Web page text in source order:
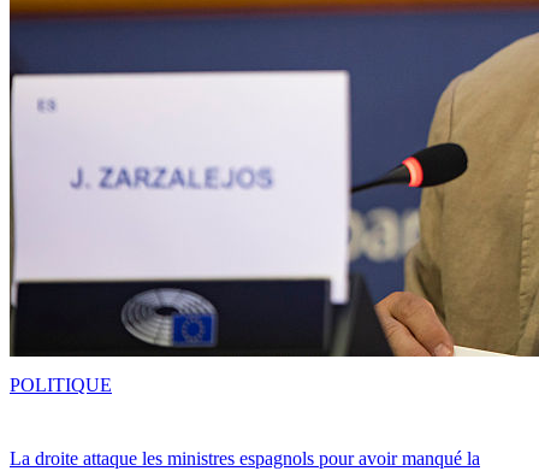
La droite attaque les ministres espagnols pour avoir manqué la
POLITIQUE